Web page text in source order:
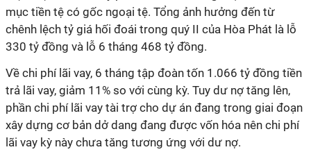
mục tiền tệ có gốc ngoại tệ. Tổng ảnh hưởng đến từ
chênh lệch tỷ giá hối đoái trong quý II của Hòa Phát là lỗ
330 tỷ đồng và lỗ 6 tháng 468 tỷ đồng.
Về chi phí lãi vay, 6 tháng tập đoàn tốn 1.066 tỷ đồng tiền
trả lãi vay, giảm 11% so với cùng kỳ. Tuy dư nợ tăng lên,
phần chi phí lãi vay tài trợ cho dự án đang trong giai đoạn
xây dựng cơ bản dở dang đang được vốn hóa nên chi phí
lãi vay kỳ này chưa tăng tương ứng với dư nợ.